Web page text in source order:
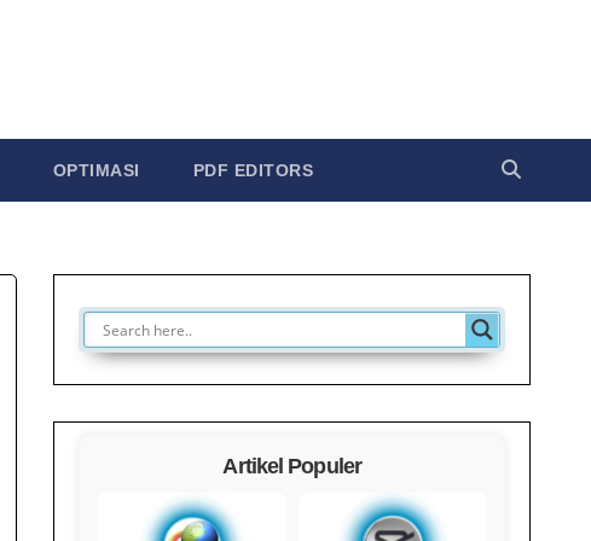
OPTIMASI PDF EDITORS
Artikel Populer